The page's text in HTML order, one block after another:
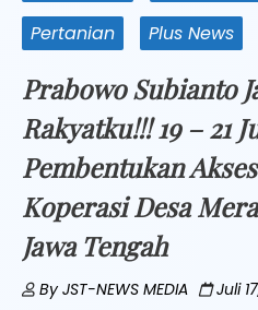
Pertanian
Plus News
Prabowo Subianto
Rakyatku!!! 19 – 21
Pembentukan
Koperasi Desa
Jawa Tengah
ByJST-NEWS MEDIA Juli